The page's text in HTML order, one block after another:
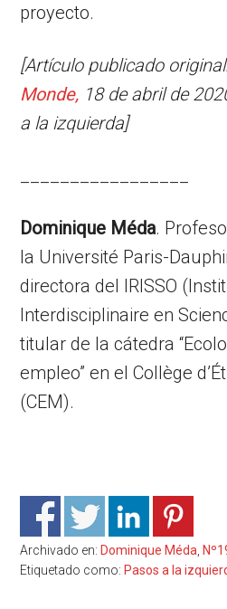
proyecto.
[Artículo publicado
Monde, 18 de abril de
a la izquierda]
Dominique Méda.
la Université Paris-
directora del IRISSO
Interdisciplinaire en
titular de la cátedra
empleo” en el Collège
(CEM).
Archivado en: Dominique Méda
Etiquetado como: Pasos a la